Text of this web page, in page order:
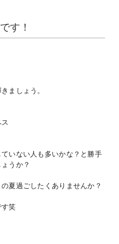
す！
ましょう。
いない人も多いかな？と勝手
うか？
夏過ごしたくありませんか？
笑